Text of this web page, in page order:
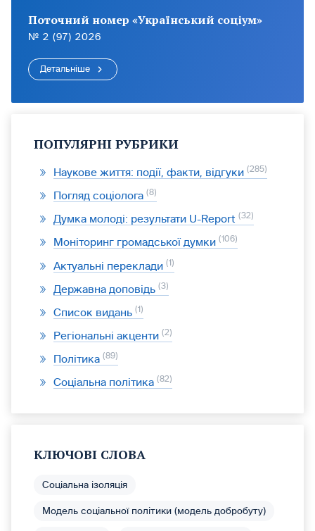
Поточний номер «Український соціум»
№ 2 (97) 2026
Детальніше
ПОПУЛЯРНІ РУБРИКИ
Наукове життя: події, факти, відгуки 285
Погляд соціолога 8
Думка молоді: результати U-Report 32
Моніторинг громадської думки 106
Актуальні переклади 1
Державна доповідь 3
Список видань 1
Регіональні акценти 2
Політика 89
Соціальна політика 82
КЛЮЧОВІ СЛОВА
Соціальна ізоляція
Модель соціальної політики (модель добробуту)